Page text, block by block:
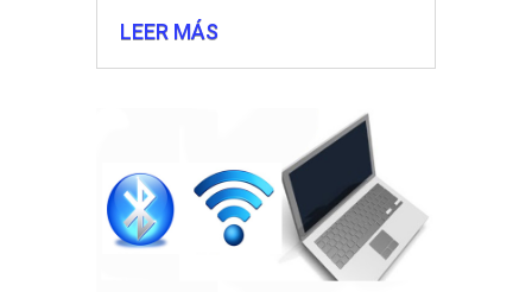
LEER MÁS